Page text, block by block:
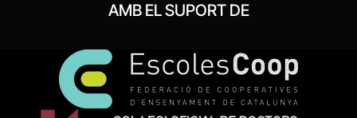
AMB EL SUPORT DE